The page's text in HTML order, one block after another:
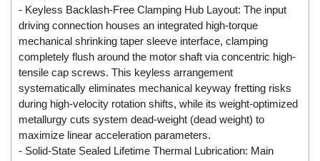
Enensys Vietnam
Enerdoor
Enerpac
ENERSYS
Enolgas
Envada
Environmental Compliance Products
- Keyless Backlash-Free Clamping Hub Layout: The input
driving connection houses an integrated high-torque
mechanical shrinking taper sleeve interface, clamping
completely flush around the motor shaft via concentric high-
tensile cap screws. This keyless arrangement
systematically eliminates mechanical keyway fretting risks
during high-velocity rotation shifts, while its weight-optimized
metallurgy cuts system dead-weight (dead weight) to
maximize linear acceleration parameters.
- Solid-State Sealed Lifetime Thermal Lubrication: Main